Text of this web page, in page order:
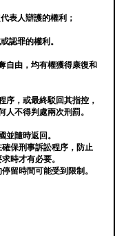
表人辯護的權利；
認罪的權利。
自由，均有權獲得康復和
序，或最終駁回其指控，
不得判處兩次刑罰。
並隨時返回。
保刑事訴訟程序，防止
時才有必要。
留時間可能受到限制。